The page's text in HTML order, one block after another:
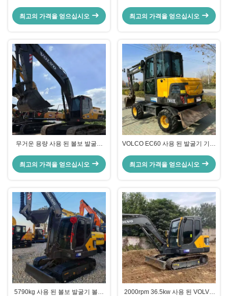
kg
최고의 가격을 얻으십시오
최고의 가격을 얻으십시오
무거운 용량 사용 된 볼보 발굴기
기계
최고의 가격을 얻으십시오
VOLCO EC60 사용 된 발굴기 기계
최고의 가격을 얻으십시오
5790kg 사용 된 볼보 발굴기 볼보
2000rpm 36.5kw 사용 된 VOLVO